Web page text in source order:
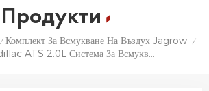
Продукти
/ Комплект За Всмукване На Въздух Jagrow /